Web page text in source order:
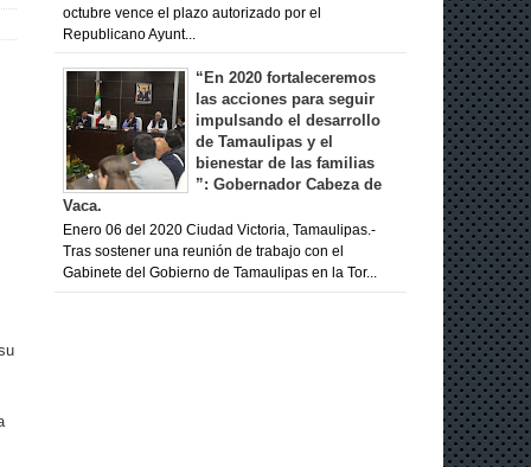
octubre vence el plazo autorizado por el
Republicano Ayunt...
“En 2020 fortaleceremos
las acciones para seguir
impulsando el desarrollo
de Tamaulipas y el
bienestar de las familias
”: Gobernador Cabeza de
Vaca.
Enero 06 del 2020 Ciudad Victoria, Tamaulipas.-
Tras sostener una reunión de trabajo con el
Gabinete del Gobierno de Tamaulipas en la Tor...